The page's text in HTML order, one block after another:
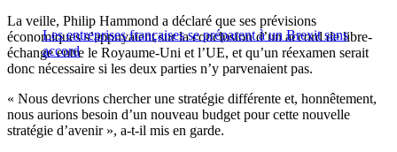
Les entreprises françaises se préparent à un Brexit sans
accord
La veille, Philip Hammond a déclaré que ses prévisions
économiques s’appuyaient sur la conclusion d’un accord de libre-
échange entre le Royaume-Uni et l’UE, et qu’un réexamen serait
donc nécessaire si les deux parties n’y parvenaient pas.
« Nous devrions chercher une stratégie différente et, honnêtement,
nous aurions besoin d’un nouveau budget pour cette nouvelle
stratégie d’avenir », a-t-il mis en garde.